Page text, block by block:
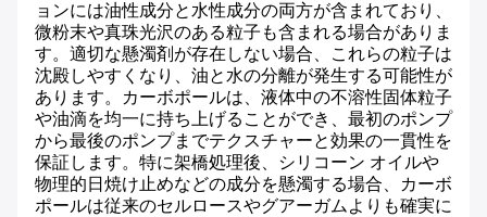
ョンには油性成分と水性成分の両方が含まれており、
微粉末や真珠光沢のある粒子も含まれる場合がありま
す。適切な懸濁剤が存在しない場合、これらの粒子は
沈殿しやすくなり、油と水の分離が発生する可能性が
あります。カーボポールは、液体中の不溶性固体粒子
や油滴を均一に持ち上げることができ、最初のポンプ
から最後のポンプまでテクスチャーと効果の一貫性を
保証します。特に架橋処理後、シリコーン オイルや
物理的日焼け止めなどの成分を懸濁する場合、カーボ
ポールは従来のセルロースやグアーガムよりも確実に